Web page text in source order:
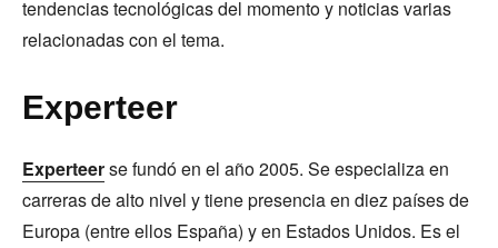
tendencias tecnológicas del momento y noticias varias
relacionadas con el tema.
Experteer
Experteerse fundó en el año 2005. Se especializa en
carreras de alto nivel y tiene presencia en diez países de
Europa (entre ellos España) y en Estados Unidos. Es el